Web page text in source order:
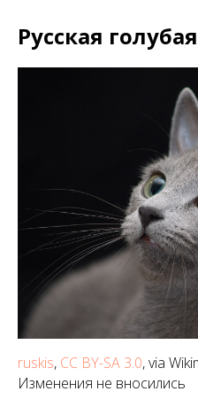
Русская
ruskis, CC BY-SA 3.0, via
Изменения не вносились